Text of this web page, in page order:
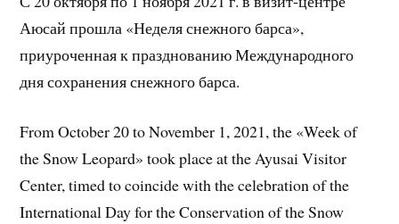
Аюсай прошла «Неделя снежного барса»,
приуроченная к празднованию Международного
дня сохранения снежного барса.
From October 20 to November 1, 2021, the «Week of
the Snow Leopard» took place at the Ayusai Visitor
Center, timed to coincide with the celebration of the
International Day for the Conservation of the Snow